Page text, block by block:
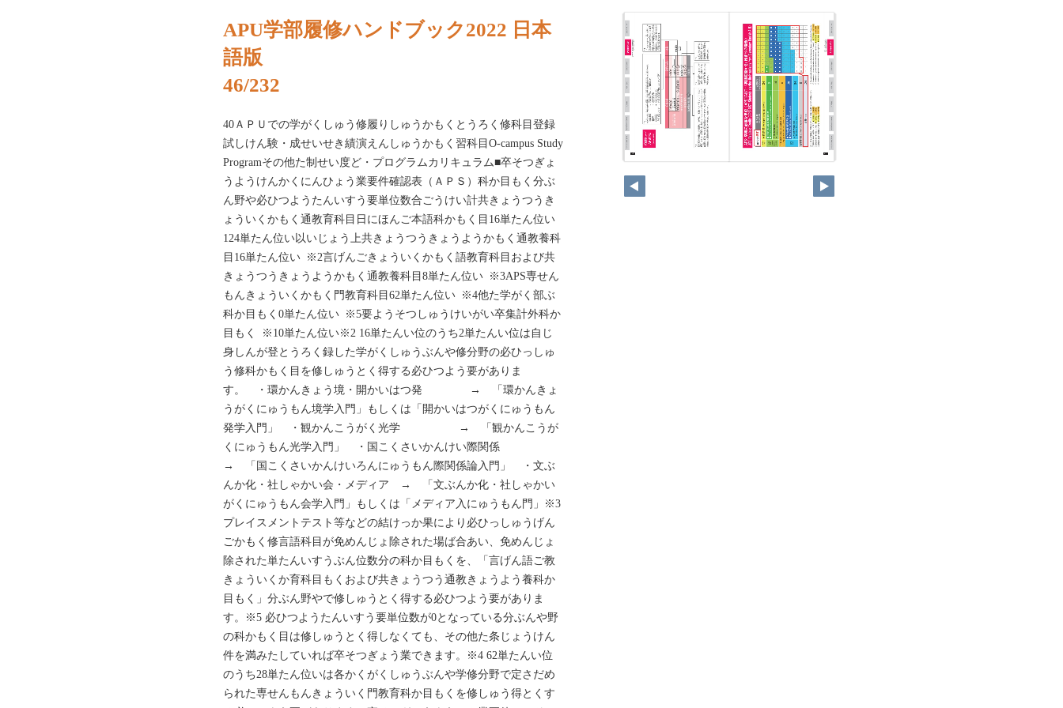
APU学部履修ハンドブック2022 日本
語版
46/232
40ＡＰＵでの学がくしゅう修履りしゅうかもくとうろく修科目登録
試しけん験・成せいせき績演えんしゅうかもく習科目O-campus Study
Programその他た制せい度ど・プログラムカリキュラム■‌卒そつぎょ
うようけんかくにんひょう業要件確認表（ＡＰＳ）科か目もく分ぶ
ん野や必ひつようたんいすう要単位数合ごうけい計共きょうつうき
ょういくかもく通教育科目日にほんご本語科かもく目16単たん位い
124単たん位い以いじょう上共きょうつうきょうようかもく通教養科
目16単たん位い ※2言げんごきょういくかもく語教育科目および共
きょうつうきょうようかもく通教養科目8単たん位い ※3APS専せん
もんきょういくかもく門教育科目62単たん位い ※4他た学がく部ぶ
科か目もく0単たん位い ※5要ようそつしゅうけいがい卒集計外科か
目もく ※10単たん位い※2 16単たんい位のうち2単たんい位は自じ
身しんが登とうろく録した学がくしゅうぶんや修分野の必ひっしゅ
う修科かもく目を修しゅうとく得する必ひつよう要がありま
す。 ・環かんきょう境・開かいはつ発 → 「環かんきょ
うがくにゅうもん境学入門」もしくは「開かいはつがくにゅうもん
発学入門」 ・観かんこうがく光学 → 「観かんこうが
くにゅうもん光学入門」 ・国こくさいかんけい際関係
→ 「国こくさいかんけいろんにゅうもん際関係論入門」 ・文ぶ
んか化・社しゃかい会・メディア → 「文ぶんか化・社しゃかい
がくにゅうもん会学入門」もしくは「メディア入にゅうもん門」※3
プレイスメントテスト等などの結けっか果により必ひっしゅうげん
ごかもく修言語科目が免めんじょ除された場ば合あい、免めんじょ
除された単たんいすうぶん位数分の科か目もくを、「言げん語ご教
きょういくか育科目もくおよび共きょうつう通教きょうよう養科か
目もく」分ぶん野やで修しゅうとく得する必ひつよう要がありま
す。※5 必ひつようたんいすう要単位数が0となっている分ぶんや野
の科かもく目は修しゅうとく得しなくても、その他た条じょうけん
件を満みたしていれば卒そつぎょう業できます。※4 62単たんい位
のうち28単たん位いは各かくがくしゅうぶんや学修分野で定さだめ
られた専せんもんきょういく門教育科か目もくを修しゅう得とくす